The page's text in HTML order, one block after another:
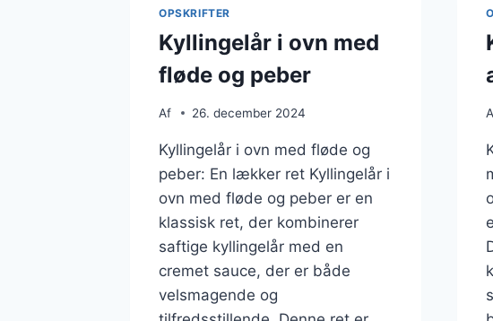
OPSKRIFTER
Kyllingelår i ovn med
fløde og peber
Af 26. december 2024
Kyllingelår i ovn med fløde og
peber: En lækker ret Kyllingelår i
ovn med fløde og peber er en
klassisk ret, der kombinerer
saftige kyllingelår med en
cremet sauce, der er både
velsmagende og